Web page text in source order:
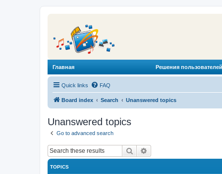
Главная Решения
Quick links FAQ
Board index Search Unanswered topics
Unanswered topics
Go to advanced search
Search
TOPICS